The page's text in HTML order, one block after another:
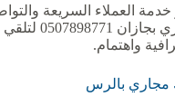
العملاء السريعة
رقم شركة تسليك مجاري
واهتمام.
مجاري بالرس